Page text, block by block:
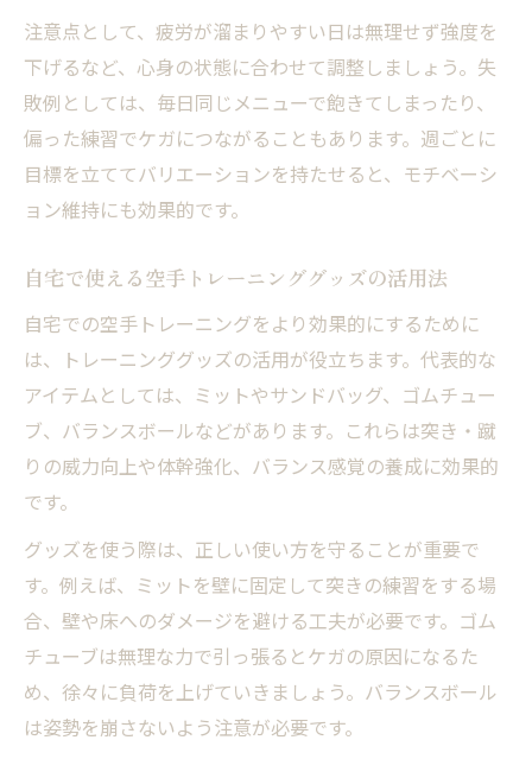
注意点として、疲労が溜まりやすい日は無理せず強度を
下げるなど、心身の状態に合わせて調整しましょう。失
敗例としては、毎日同じメニューで飽きてしまったり、
偏った練習でケガにつながることもあります。週ごとに
目標を立ててバリエーションを持たせると、モチベーシ
ョン維持にも効果的です。
自宅で使える空手トレーニンググッズの活用法
自宅での空手トレーニングをより効果的にするために
は、トレーニンググッズの活用が役立ちます。代表的な
アイテムとしては、ミットやサンドバッグ、ゴムチュー
ブ、バランスボールなどがあります。これらは突き・蹴
りの威力向上や体幹強化、バランス感覚の養成に効果的
です。
グッズを使う際は、正しい使い方を守ることが重要で
す。例えば、ミットを壁に固定して突きの練習をする場
合、壁や床へのダメージを避ける工夫が必要です。ゴム
チューブは無理な力で引っ張るとケガの原因になるた
め、徐々に負荷を上げていきましょう。バランスボール
は姿勢を崩さないよう注意が必要です。